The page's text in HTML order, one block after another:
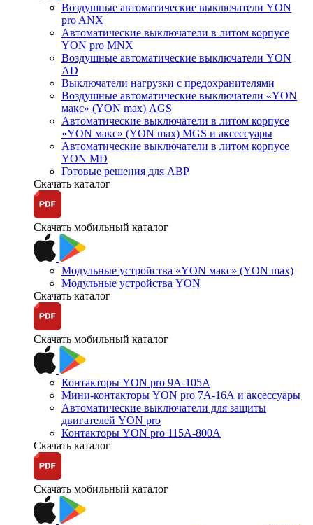
Воздушные автоматические выключатели YON
pro ANX
Автоматические выключатели в литом корпусе
YON pro MNX
Воздушные автоматические выключатели YON
AD
Выключатели нагрузки с предохранителями
Воздушные автоматические выключатели «YON
макс» (YON max) AGS
Автоматические выключатели в литом корпусе
«YON макс» (YON max) MGS и аксессуары
Автоматические выключатели в литом корпусе
YON MD
Готовые решения для АВР
Скачать каталог
Скачать мобильный каталог
Модульные устройства «YON макс» (YON max)
Модульные устройства YON
Скачать каталог
Скачать мобильный каталог
Контакторы YON pro 9А-105А
Мини-контакторы YON pro 7А-16А и аксессуары
Автоматические выключатели для защиты
двигателей YON pro
Контакторы YON pro 115А-800А
Скачать каталог
Скачать мобильный каталог